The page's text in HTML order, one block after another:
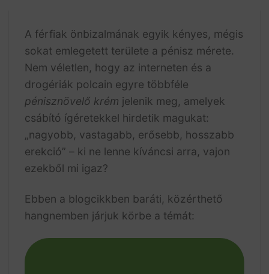
A férfiak önbizalmának egyik kényes, mégis
sokat emlegetett területe a pénisz mérete.
Nem véletlen, hogy az interneten és a
drogériák polcain egyre többféle
pénisznövelő krém jelenik meg, amelyek
csábító ígéretekkel hirdetik magukat:
„nagyobb, vastagabb, erősebb, hosszabb
erekció” – ki ne lenne kíváncsi arra, vajon
ezekből mi igaz?
Ebben a blogcikkben baráti, közérthető
hangnemben járjuk körbe a témát: